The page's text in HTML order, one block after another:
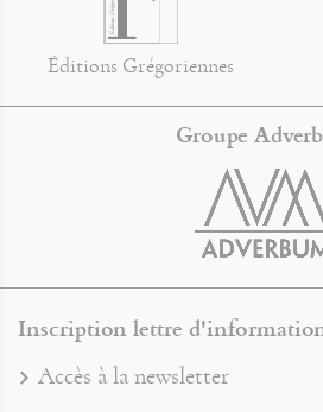
Éditions Grégoriennes
Groupe
Inscription lettre
Accès à la newsletter